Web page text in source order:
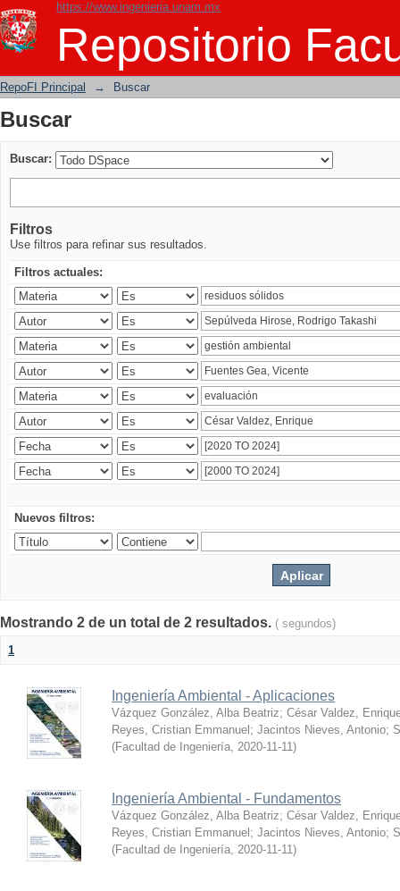
https://www.ingenieria.unam.mx
Repositorio
Buscar
RepoFI Principal → Buscar
Buscar
Buscar:
Filtros
Use filtros para refinar sus resultados.
Filtros actuales:
Nuevos filtros:
Mostrando 2 de un total de 2 resultados. ( segundos)
1
Ingeniería Ambiental - Aplicaciones
Vázquez González, Alba Beatriz; César Valdez,
Reyes, Cristian Emmanuel ; Jacintos Nieves, Antonio;
(Facultad de Ingeniería, 2020-11-11)
Ingeniería Ambiental - Fundamentos
Vázquez González, Alba Beatriz; César Valdez,
Reyes, Cristian Emmanuel ; Jacintos Nieves, Antonio;
(Facultad de Ingeniería, 2020-11-11)